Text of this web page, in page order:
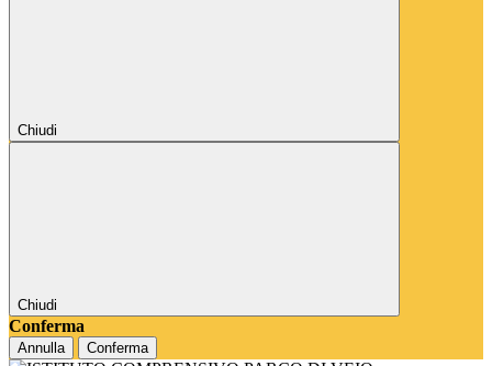
Chiudi
Chiudi
Conferma
Annulla Conferma